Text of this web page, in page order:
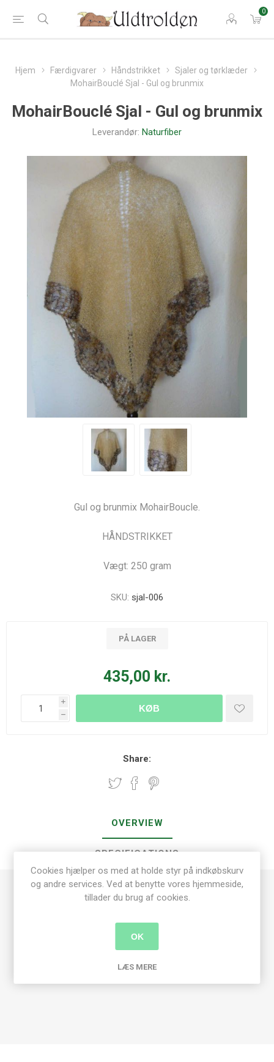
0
Hjem Færdigvarer Håndstrikket
Sjaler og tørklæder
MohairBouclé Sjal - Gul og brunmix
MohairBouclé Sjal - Gul og brunmix
Leverandør: Naturfiber
Gul og brunmix MohairBoucle.
HÅNDSTRIKKET
Vægt: 250 gram
SKU: sjal-006
PÅ LAGER
435,00 kr.
i
h
KØB
Share:
OVERVIEW
SPECIFICATIONS
Håndstrikket MohairBoucle Sjal med løbemasker
Bredde: 210 cm
Længde: 105 cm
Cookies hjælper os med at holde styr på indkøbskurv
og andre services. Ved at benytte vores hjemmeside,
tillader du brug af cookies.
OK
LÆS MERE